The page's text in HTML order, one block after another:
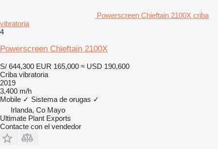
Powerscreen Chieftain 2100X criba
vibratoria
4
Powerscreen Chieftain 2100X
S/ 644,300 EUR 165,000 ≈ USD 190,600
Criba vibratoria
2019
3,400 m/h
Mobile ✓ Sistema de orugas ✓
Irlanda, Co Mayo
Ultimate Plant Exports
Contacte con el vendedor